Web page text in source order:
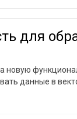
для
новую
данные в